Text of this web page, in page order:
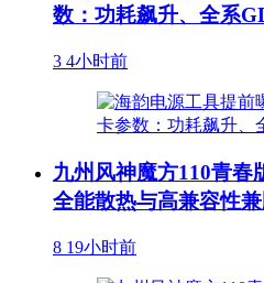
数：功耗飙升、全系
3 4小时前
九州风神魔方110青春
全能散热与高兼容性
8 19小时前